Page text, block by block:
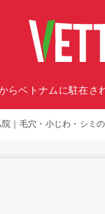
らベトナムに駐在さ
｜毛穴・小じわ・シミ